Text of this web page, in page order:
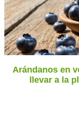
Arándanos en
llevar a la